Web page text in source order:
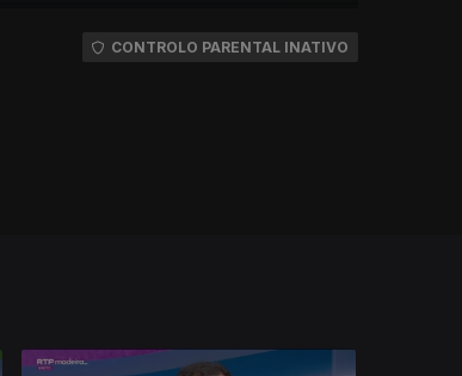
CONTROLO PARENTAL INATIVO